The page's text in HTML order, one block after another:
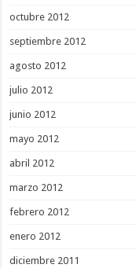
octubre 2012
septiembre 2012
agosto 2012
julio 2012
junio 2012
mayo 2012
abril 2012
marzo 2012
febrero 2012
enero 2012
diciembre 2011